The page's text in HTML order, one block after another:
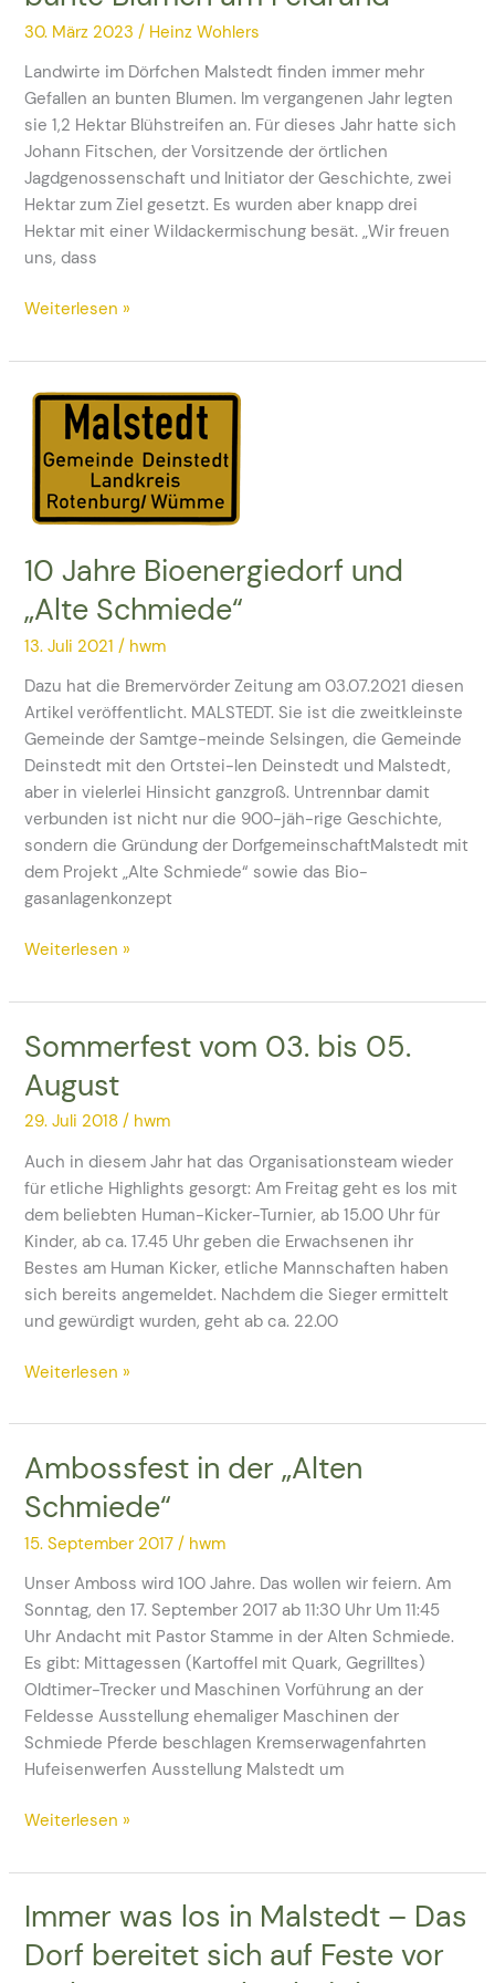
30. März 2023/ Heinz Wohlers
Landwirte im Dörfchen Malstedt finden immer mehr
Gefallen an bunten Blumen. Im vergangenen Jahr legten
sie 1,2 Hektar Blühstreifen an. Für dieses Jahr hatte sich
Johann Fitschen, der Vorsitzende der örtlichen
Jagdgenossenschaft und Initiator der Geschichte, zwei
Hektar zum Ziel gesetzt. Es wurden aber knapp drei
Hektar mit einer Wildackermischung besät. „Wir freuen
uns, dass
Weiterlesen »
10 Jahre Bioenergiedorf und
„Alte Schmiede“
13. Juli 2021/ hwm
Dazu hat die Bremervörder Zeitung am 03.07.2021 diesen
Artikel veröffentlicht. MALSTEDT. Sie ist die zweitkleinste
Gemeinde der Samtge-meinde Selsingen, die Gemeinde
Deinstedt mit den Ortstei-len Deinstedt und Malstedt,
aber in vielerlei Hinsicht ganzgroß. Untrennbar damit
verbunden ist nicht nur die 900-jäh-rige Geschichte,
sondern die Gründung der DorfgemeinschaftMalstedt mit
dem Projekt „Alte Schmiede“ sowie das Bio-
gasanlagenkonzept
10
Bioenergiedorf
„Alte
Schmiede“
Weiterlesen »
Sommerfest vom 03. bis 05.
August
29. Juli 2018/ hwm
Auch in diesem Jahr hat das Organisationsteam wieder
für etliche Highlights gesorgt: Am Freitag geht es los mit
dem beliebten Human-Kicker-Turnier, ab 15.00 Uhr für
Kinder, ab ca. 17.45 Uhr geben die Erwachsenen ihr
Bestes am Human Kicker, etliche Mannschaften haben
sich bereits angemeldet. Nachdem die Sieger ermittelt
und gewürdigt wurden, geht ab ca. 22.00
Sommerfest
03.
bis
August
Weiterlesen »
Ambossfest in der „Alten
Schmiede“
15. September 2017/ hwm
Unser Amboss wird 100 Jahre. Das wollen wir feiern. Am
Sonntag, den 17. September 2017 ab 11:30 Uhr Um 11:45
Uhr Andacht mit Pastor Stamme in der Alten Schmiede.
Es gibt: Mittagessen (Kartoffel mit Quark, Gegrilltes)
Oldtimer-Trecker und Maschinen Vorführung an der
Feldesse Ausstellung ehemaliger Maschinen der
Schmiede Pferde beschlagen Kremserwagenfahrten
Hufeisenwerfen Ausstellung Malstedt um
Ambossfest
der
„Alten
Weiterlesen »
Immer was los in Malstedt – Das
Dorf bereitet sich auf Feste vor
Immer
los